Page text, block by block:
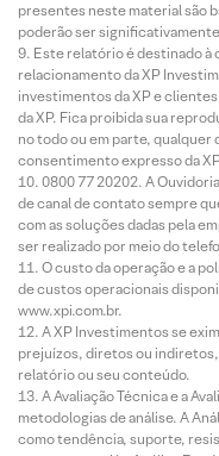
presentes neste material são
poderão ser
Este relatório é destinado à
relacionamento da XP
investimentos da XP e
da XP. Fica proibida sua
no todo ou em parte, qualquer
consentimento expresso da
0800 77 20202. A
de canal de contato sempre
com as soluções dadas pela
ser realizado por meio do
O custo da operação e a
de custos operacionais
www.xpi.com.br.
A XP Investimentos se
prejuízos, diretos ou
relatório ou seu conteúdo.
A Avaliação Técnica e a
metodologias de análise. A
como tendência, suporte,